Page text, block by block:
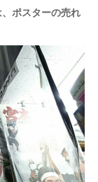
ポスターの売れ